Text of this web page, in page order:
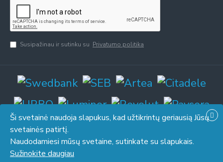
Susipažinau ir sutinku su Privatumo politika
© 2026 UAB "Piresta". Be UAB "Piresta" sutikimo draudžiama kopijuoti
ir platinti svetainėje esančią informaciją.
Ši svetainė naudoja slapukus, kad užtikrintų geriausią Jūsų
svetainės patirtį.
Naudodamiesi mūsų svetaine, sutinkate su slapukais.
Sužinokite daugiau